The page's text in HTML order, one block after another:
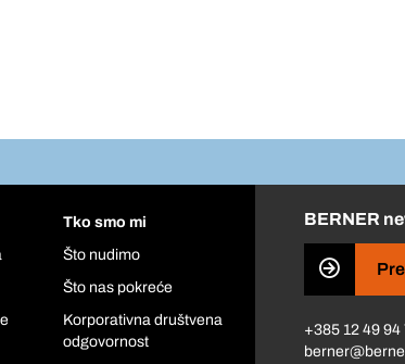
Tko smo mi
Što nudimo
Što nas pokreće
Korporativna društvena
odgovornost
BERNER
+385 12 49 94